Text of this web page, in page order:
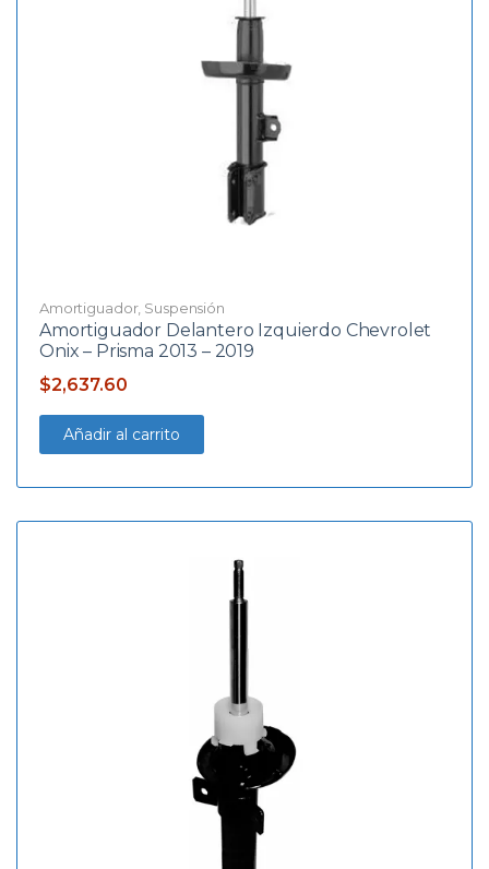
Amortiguador, Suspensión
Amortiguador Delantero Izquierdo Chevrolet
Onix – Prisma 2013 – 2019
$2,637.60
Añadir al carrito